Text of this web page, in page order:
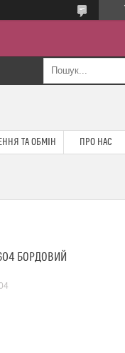
ТА ОБМІН ПРО НАС
БОРДОВИЙ